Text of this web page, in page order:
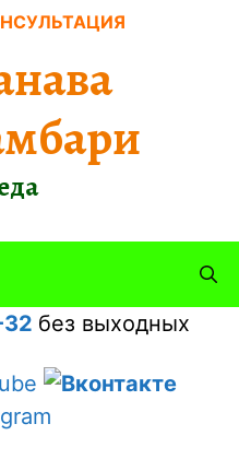
без выходных